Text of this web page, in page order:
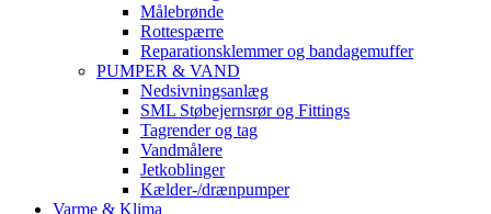
Målebrønde
Rottespærre
Reparationsklemmer og bandagemuffer
PUMPER & VAND
Nedsivningsanlæg
SML Støbejernsrør og Fittings
Tagrender og tag
Vandmålere
Jetkoblinger
Kælder-/drænpumper
Varme & Klima